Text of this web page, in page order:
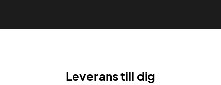
Leverans till dig